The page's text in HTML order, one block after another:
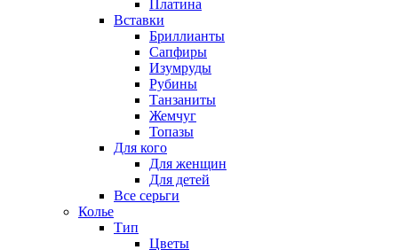
Платина
Вставки
Бриллианты
Сапфиры
Изумруды
Рубины
Танзаниты
Жемчуг
Топазы
Для кого
Для женщин
Для детей
Все серьги
Колье
Тип
Цветы